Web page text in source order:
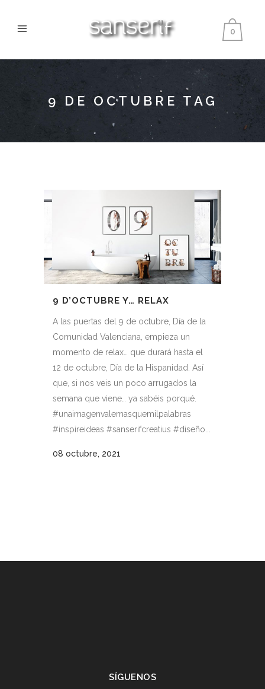
0
9 DE OCTUBRE TAG
9 D’OCTUBRE Y… RELAX
A las puertas del 9 de octubre, Día de la
Comunidad Valenciana, empieza un
momento de relax… que durará hasta el
12 de octubre, Día de la Hispanidad. Así
que, si nos veis un poco arrugados la
semana que viene… ya sabéis porqué.
#unaimagenvalemasquemilpalabras
#inspireideas #sanserifcreatius #diseño...
08 octubre, 2021
SÍGUENOS